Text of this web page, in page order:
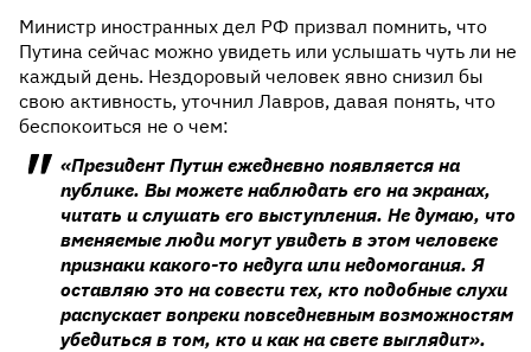
Министр иностранных дел РФ призвал помнить, что
Путина сейчас можно увидеть или услышать чуть ли не
каждый день. Нездоровый человек явно снизил бы
свою активность, уточнил Лавров, давая понять, что
беспокоиться не о чем:
«Президент Путин ежедневно появляется на
публике. Вы можете наблюдать его на экранах,
читать и слушать его выступления. Не думаю, что
вменяемые люди могут увидеть в этом человеке
признаки какого-то недуга или недомогания. Я
оставляю это на совести тех, кто подобные слухи
распускает вопреки повседневным возможностям
убедиться в том, кто и как на свете выглядит».